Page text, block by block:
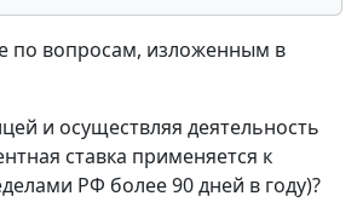
по вопросам, изложенным в
и осуществляя деятельность
ставка применяется к
РФ более 90 дней в году)?